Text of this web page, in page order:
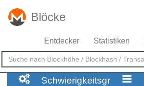
Blöcke
Entdecker Statistiken
Schwierigkeitsgrad